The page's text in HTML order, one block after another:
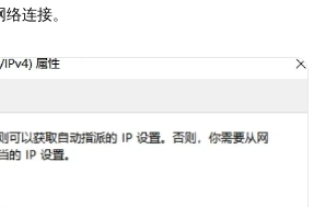
连接。